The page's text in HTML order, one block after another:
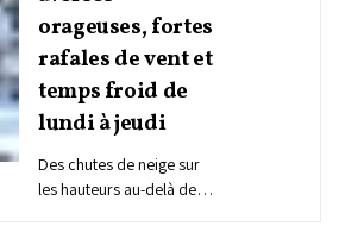
orageuses, fortes
rafales de vent et
temps froid de
lundi à jeudi
Des chutes de neige sur
les hauteurs au-delà de